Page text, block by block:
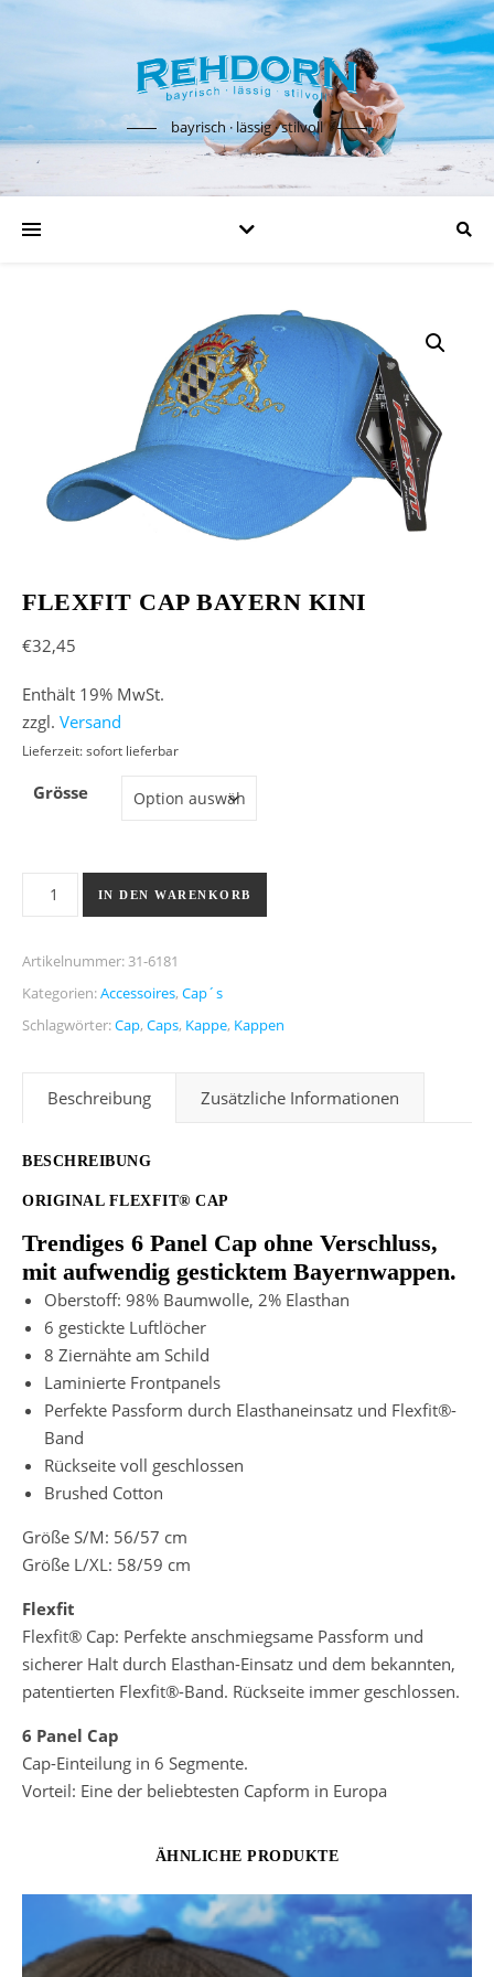
bayrisch · lässig · stilvoll
FLEXFIT CAP BAYERN KINI
€32,45
Enthält 19% MwSt.
zzgl. Versand
Lieferzeit: sofort lieferbar
Grösse
Flexfit Cap Bayern Kini Menge
IN DEN WARENKORB
Artikelnummer: 31-6181
Kategorien:Accessoires, Cap´s
Schlagwörter:Cap, Caps, Kappe, Kappen
Beschreibung Zusätzliche Informationen
BESCHREIBUNG
ORIGINAL FLEXFIT® CAP
Trendiges 6 Panel Cap ohne Verschluss,
mit aufwendig gesticktem Bayernwappen.
Oberstoff: 98% Baumwolle, 2% Elasthan
6 gestickte Luftlöcher
8 Ziernähte am Schild
Laminierte Frontpanels
Perfekte Passform durch Elasthaneinsatz und Flexfit®-
Band
Rückseite voll geschlossen
Brushed Cotton
Größe S/M: 56/57 cm
Größe L/XL: 58/59 cm
Flexfit
Flexfit® Cap: Perfekte anschmiegsame Passform und
sicherer Halt durch Elasthan-Einsatz und dem bekannten,
patentierten Flexfit®-Band. Rückseite immer geschlossen.
6 Panel Cap
Cap-Einteilung in 6 Segmente.
Vorteil: Eine der beliebtesten Capform in Europa
ÄHNLICHE PRODUKTE